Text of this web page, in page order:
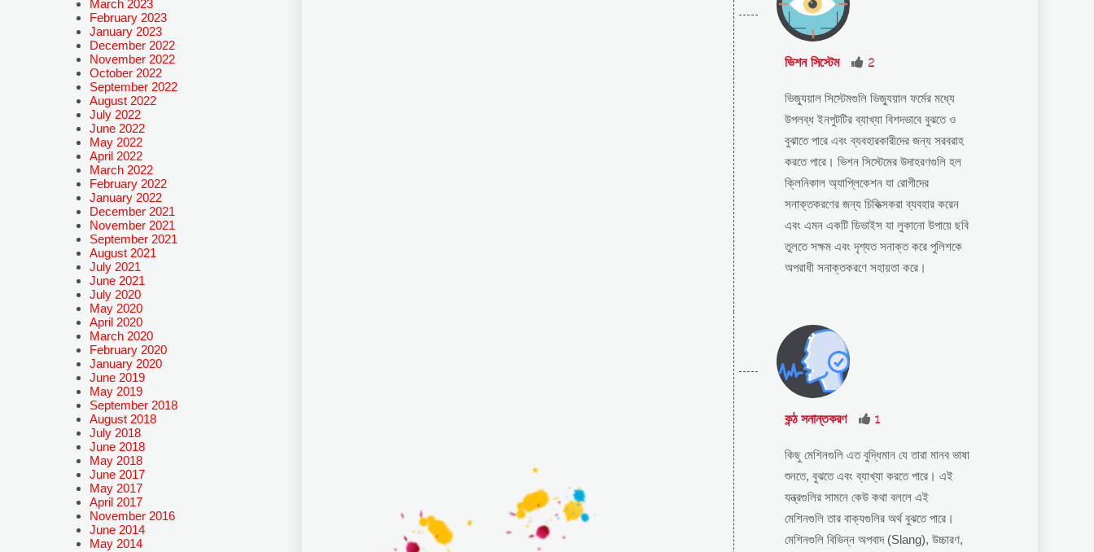
March 2023
February 2023
January 2023
December 2022
November 2022
October 2022
September 2022
August 2022
July 2022
June 2022
May 2022
April 2022
March 2022
February 2022
January 2022
December 2021
November 2021
September 2021
August 2021
July 2021
June 2021
July 2020
May 2020
April 2020
March 2020
February 2020
January 2020
June 2019
May 2019
September 2018
August 2018
July 2018
June 2018
May 2018
June 2017
May 2017
April 2017
November 2016
June 2014
May 2014
ভিশন সিস্টেম 2
ভিজ্যুয়াল সিস্টেমগুলি ভিজ্যুয়াল ফর্মের মধ্যে
উপলব্ধ ইনপুটটির ব্যাখ্যা বিশদভাবে বুঝতে ও
বুঝাতে পারে এবং ব্যবহারকারীদের জন্য সরবরাহ
করতে পারে। ভিশন সিস্টেমের উদাহরণগুলি হল
ক্লিনিকাল অ্যাপ্লিকেশন যা রোগীদের
সনাক্তকরণের জন্য চিকিত্সকরা ব্যবহার করেন
এবং এমন একটি ডিভাইস যা লুকানো উপায়ে ছবি
তুলতে সক্ষম এবং দৃশ্যত সনাক্ত করে পুলিশকে
অপরাধী সনাক্তকরণে সহায়তা করে।
কন্ঠ সনান্তকরণ 1
কিছু মেশিনগুলি এত বুদ্ধিমান যে তারা মানব ভাষা
শুনতে, বুঝতে এবং ব্যাখ্যা করতে পারে। এই
যন্ত্রগুলির সামনে কেউ কথা বললে এই
মেশিনগুলি তার বাক্যগুলির অর্থ বুঝতে পারে।
মেশিনগুলি বিভিন্ন অপবাদ (Slang), উচ্চারণ,